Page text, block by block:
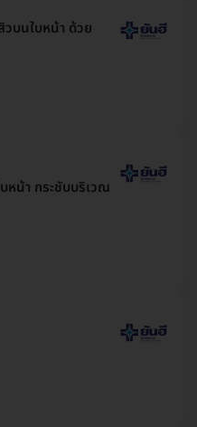
บนใบหน้า ด้วย
หน้า กระชับบริเวณ